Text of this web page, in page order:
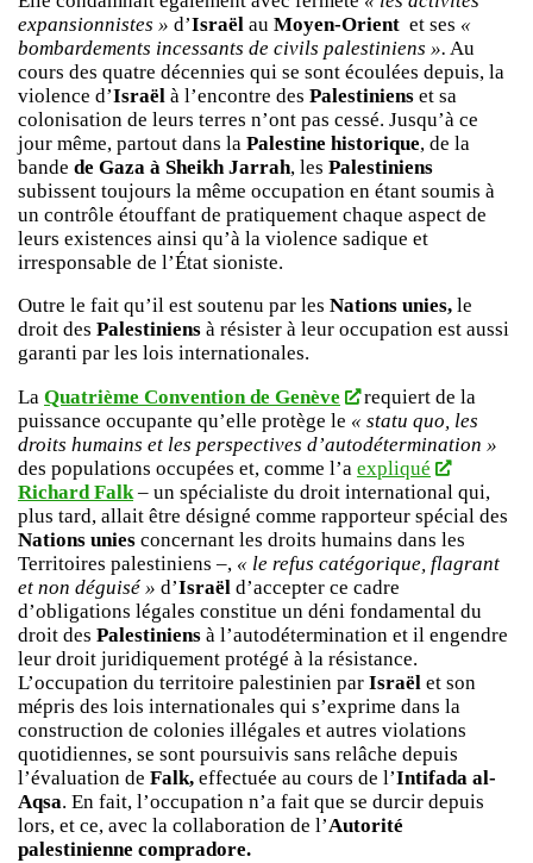
expansionnistes » d’Israël au Moyen-Orient et ses «
bombardements incessants de civils palestiniens ». Au
cours des quatre décennies qui se sont écoulées depuis, la
violence d’Israël à l’encontre des Palestiniens et sa
colonisation de leurs terres n’ont pas cessé. Jusqu’à ce
jour même, partout dans la Palestine historique, de la
bande de Gaza à Sheikh Jarrah, les Palestiniens
subissent toujours la même occupation en étant soumis à
un contrôle étouffant de pratiquement chaque aspect de
leurs existences ainsi qu’à la violence sadique et
irresponsable de l’État sioniste.
Outre le fait qu’il est soutenu par les Nations unies, le
droit des Palestiniens à résister à leur occupation est aussi
garanti par les lois internationales.
La Quatrième Convention de Genève
requiert de la
puissance occupante qu’elle protège le « statu quo, les
droits humains et les perspectives d’autodétermination »
des populations occupées et, comme l’a expliqué
Richard Falk– un spécialiste du droit international qui,
plus tard, allait être désigné comme rapporteur spécial des
Nations unies concernant les droits humains dans les
Territoires palestiniens –, « le refus catégorique, flagrant
et non déguisé » d’Israël d’accepter ce cadre
d’obligations légales constitue un déni fondamental du
droit des Palestiniens à l’autodétermination et il engendre
leur droit juridiquement protégé à la résistance.
L’occupation du territoire palestinien par Israël et son
mépris des lois internationales qui s’exprime dans la
construction de colonies illégales et autres violations
quotidiennes, se sont poursuivis sans relâche depuis
l’évaluation de Falk, effectuée au cours de l’Intifada al-
Aqsa. En fait, l’occupation n’a fait que se durcir depuis
lors, et ce, avec la collaboration de l’Autorité
palestinienne compradore.